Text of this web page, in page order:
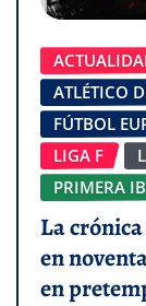
ATLÉTICO
FÚTBOL
LIGA F
PRIMERA
La
en
en